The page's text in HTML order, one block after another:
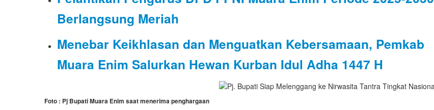
Berlangsung Meriah
Menebar Keikhlasan dan Menguatkan Kebersamaan, Pemkab
Muara Enim Salurkan Hewan Kurban Idul Adha 1447 H
Foto : Pj Bupati Muara Enim saat menerima penghargaan